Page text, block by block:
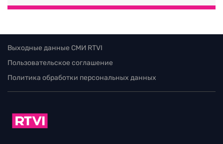
Выходные данные СМИ RTVI
Пользовательское соглашение
Политика обработки персональных данных